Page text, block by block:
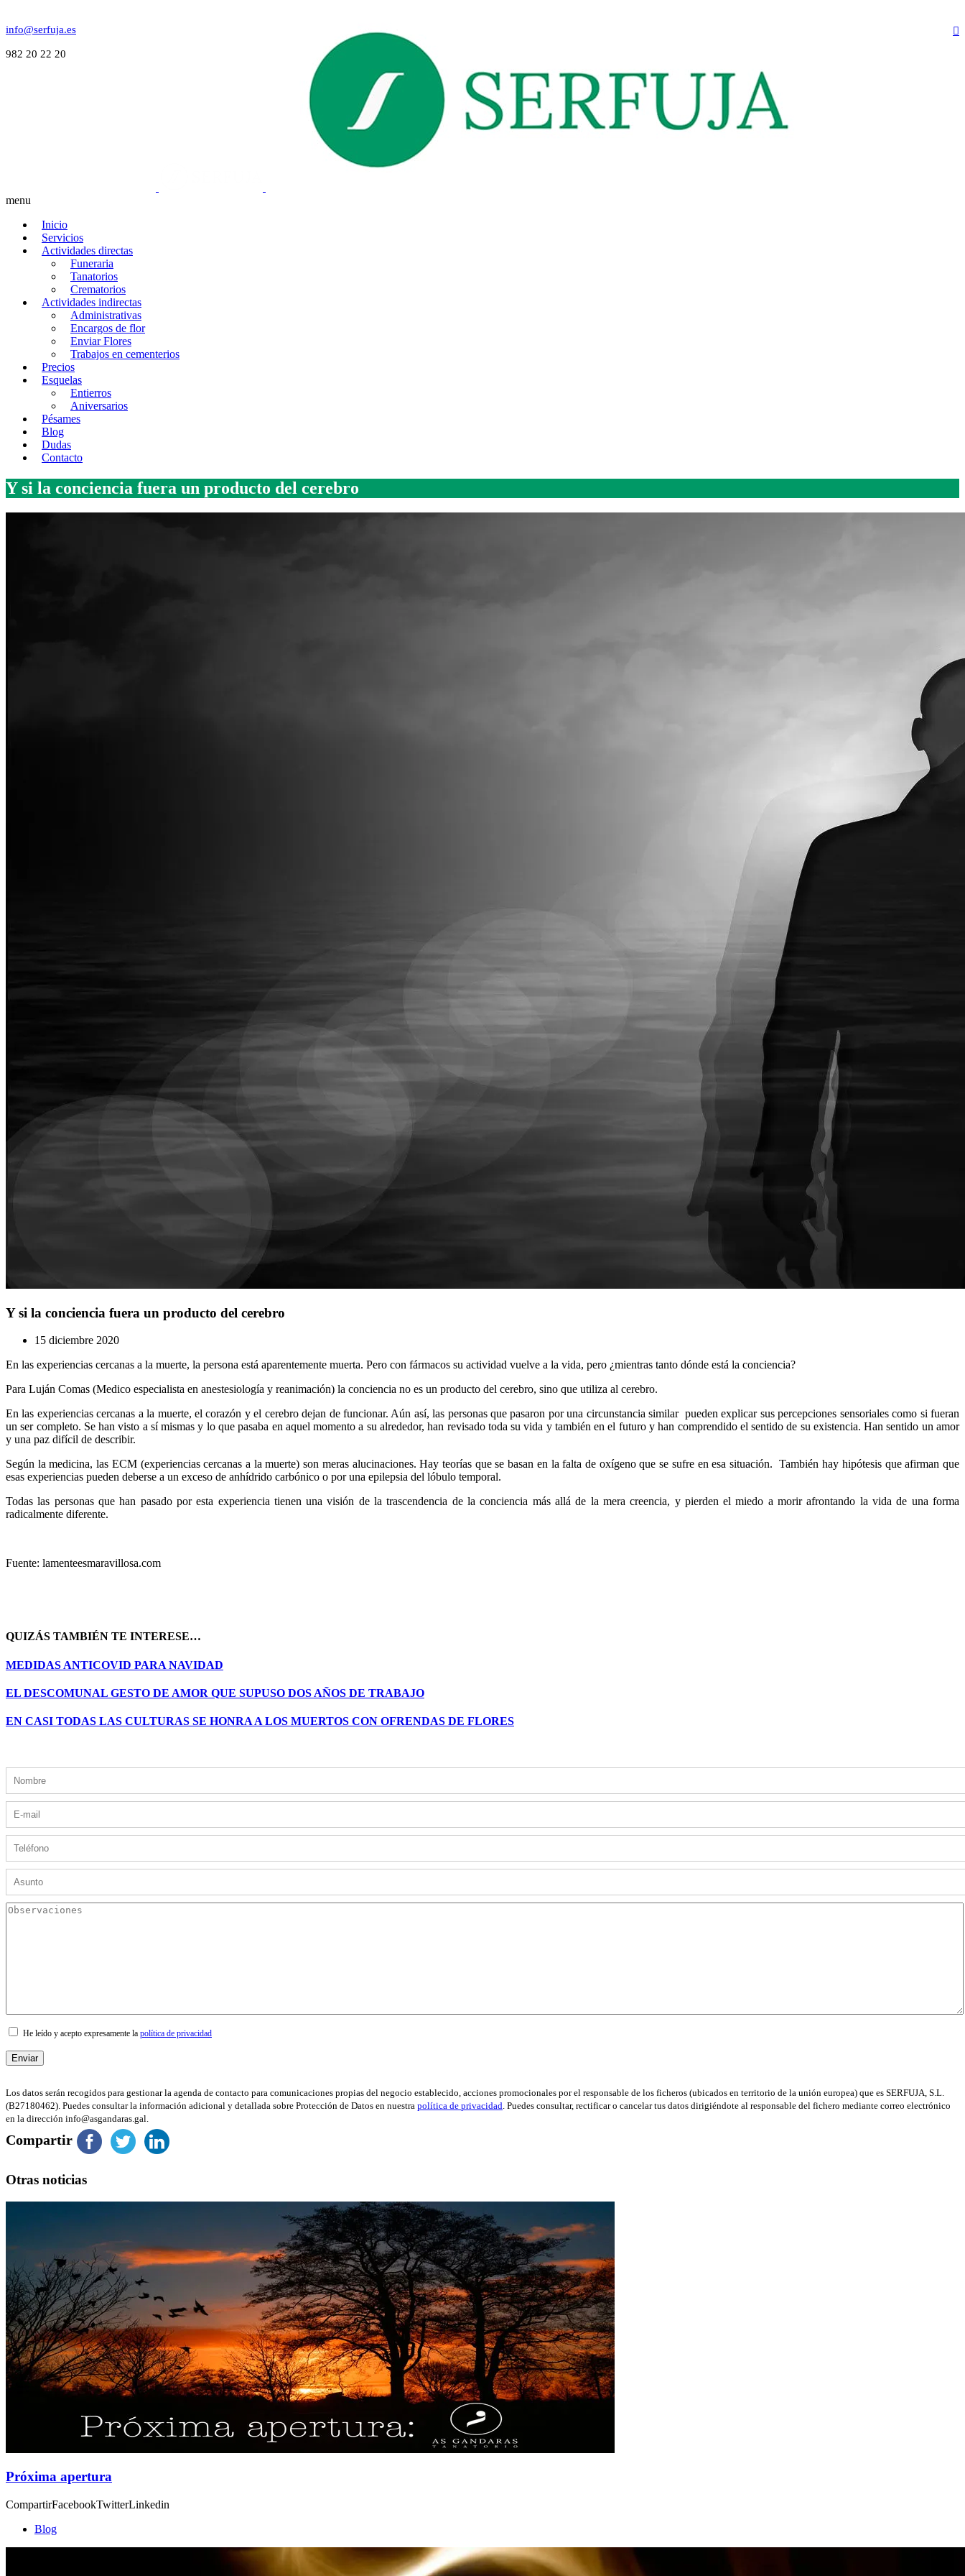
info@serfuja.es
982 20 22 20
menu
Inicio
Servicios
Actividades directas
Funeraria
Tanatorios
Crematorios
Actividades indirectas
Administrativas
Encargos de flor
Enviar Flores
Trabajos en cementerios
Precios
Esquelas
Entierros
Aniversarios
Pésames
Blog
Dudas
Contacto
Y si la conciencia fuera un producto del cerebro
Y si la conciencia fuera un producto del cerebro
15 diciembre 2020
En las experiencias cercanas a la muerte, la persona está aparentemente muerta. Pero con fármacos su actividad vuelve a la vida, pero ¿mientras tanto dónde está la conciencia?
Para Luján Comas (Medico especialista en anestesiología y reanimación) la conciencia no es un producto del cerebro, sino que utiliza al cerebro.
En las experiencias cercanas a la muerte, el corazón y el cerebro dejan de funcionar. Aún así, las personas que pasaron por una circunstancia similar pueden explicar sus percepciones sensoriales como si fueran
un ser completo. Se han visto a sí mismas y lo que pasaba en aquel momento a su alrededor, han revisado toda su vida y también en el futuro y han comprendido el sentido de su existencia. Han sentido un amor
y una paz difícil de describir.
Según la medicina, las ECM (experiencias cercanas a la muerte) son meras alucinaciones. Hay teorías que se basan en la falta de oxígeno que se sufre en esa situación. También hay hipótesis que afirman que
esas experiencias pueden deberse a un exceso de anhídrido carbónico o por una epilepsia del lóbulo temporal.
Todas las personas que han pasado por esta experiencia tienen una visión de la trascendencia de la conciencia más allá de la mera creencia, y pierden el miedo a morir afrontando la vida de una forma
radicalmente diferente.
Fuente: lamenteesmaravillosa.com
QUIZÁS TAMBIÉN TE INTERESE…
MEDIDAS ANTICOVID PARA NAVIDAD
EL DESCOMUNAL GESTO DE AMOR QUE SUPUSO DOS AÑOS DE TRABAJO
EN CASI TODAS LAS CULTURAS SE HONRA A LOS MUERTOS CON OFRENDAS DE FLORES
He leído y acepto expresamente la política de privacidad
Los datos serán recogidos para gestionar la agenda de contacto para comunicaciones propias del negocio establecido, acciones promocionales por el responsable de los ficheros (ubicados en territorio de la unión europea) que es SERFUJA, S.L.
(B27180462). Puedes consultar la información adicional y detallada sobre Protección de Datos en nuestra política de privacidad. Puedes consultar, rectificar o cancelar tus datos dirigiéndote al responsable del fichero mediante correo electrónico
en la dirección info@asgandaras.gal.
Compartir
Otras noticias
Próxima apertura
CompartirFacebookTwitterLinkedin
Blog